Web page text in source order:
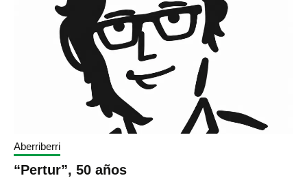
Aberriberri
“Pertur”, 50 años